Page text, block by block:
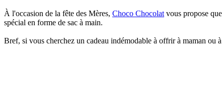
À l'occasion de la fête des Mères, Choco Chocolat vous propose
spécial en forme de sac à main.
Bref, si vous cherchez un cadeau indémodable à offrir à maman ou